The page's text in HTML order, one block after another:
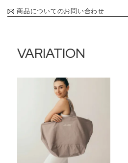
商品についてのお問い合わせ
VARIATION